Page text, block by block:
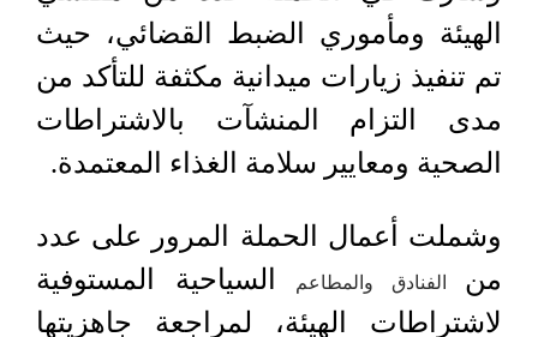
الهيئة ومأموري الضبط القضائي، حيث
تم تنفيذ زيارات ميدانية مكثفة للتأكد من
مدى التزام المنشآت بالاشتراطات
الصحية ومعايير سلامة الغذاء المعتمدة.
وشملت أعمال الحملة المرور على عدد
من الفنادق والمطاعم
السياحية المستوفية
لاشتراطات الهيئة، لمراجعة جاهزيتها